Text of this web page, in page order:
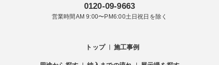
0120-09-9663
営業時間AM 9:00〜PM6:00土日祝日を除く
トップ 施工事例